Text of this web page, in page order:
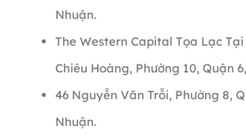
Nhuận.
The Western Capital Tọa Lạc Tại
Chiêu Hoàng, Phường 10, Quận 6,
46 Nguyễn Văn Trỗi, Phường 8,
Nhuận.